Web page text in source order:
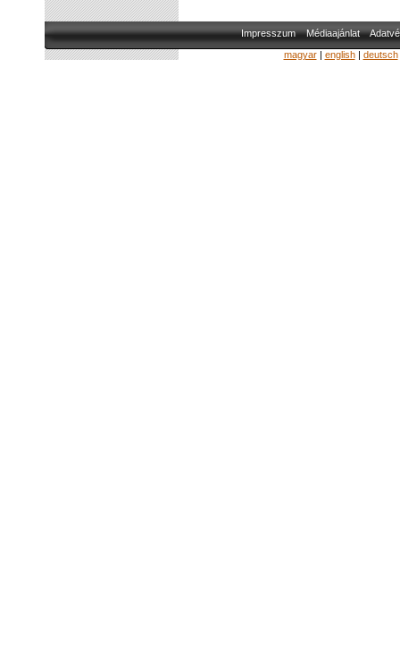
Impresszum Médiaajánlat
magyar| english| deutsch